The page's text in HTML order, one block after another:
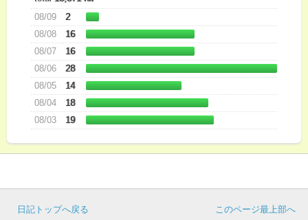
08/09
2
08/08
16
08/07
16
08/06
28
08/05
14
08/04
18
08/03
19
このページ最上部へ
日記トップへ戻る